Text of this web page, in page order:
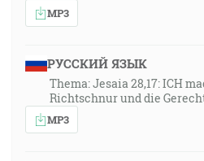
MP3
РУССКИЙ ЯЗЫК
Thema: Jesaia 28,17: ICH
Richtschnur und die
MP3